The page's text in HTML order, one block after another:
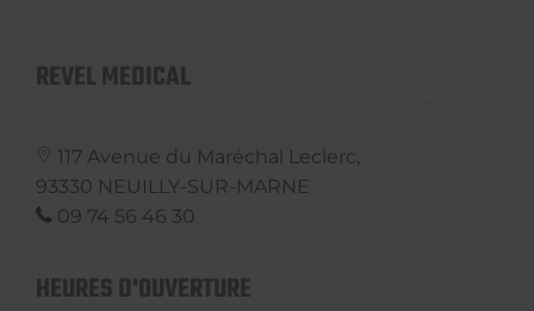
REVEL MEDICAL
117 Avenue du Maréchal Leclerc,
93330 NEUILLY-SUR-MARNE
09 74 56 46 30
HEURES D'OUVERTURE